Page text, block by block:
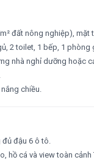
đất nông nghiệp), mặt
2 toilet, 1 bếp, 1 phòng
nhà nghỉ dưỡng hoặc
chiều.
đủ đậu 6 ô tô.
hồ cá và view toàn cảnh